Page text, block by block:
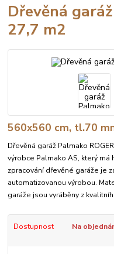
Dřevěná
27,7 m2
560x560 cm, tl.70
Dřevěná garáž Palmako
výrobce Palmako AS, který
zpracování dřevěné garáže je
automatizovanou výrobou.
garáže jsou vyráběny z
Dostupnost Na